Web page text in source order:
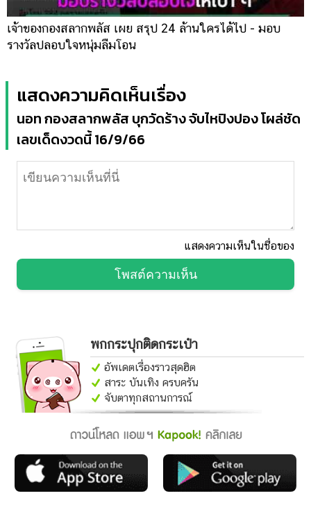
เจ้าของกองสลากพลัส เผย สรุป 24 ล้านใครได้ไป - มอบ
รางวัลปลอบใจหนุ่มลืมโอน
แสดงความคิดเห็นเรื่อง
นอท กองสลากพลัส บุกวัดร้าง จับไหปิงปอง โผล่ชัด
เลขเด็ดงวดนี้ 16/9/66
แสดงความเห็นในชื่อของ
โพสต์ความเห็น
พกกระปุกติดกระเป๋า
อัพเดตเรื่องราวสุดฮิต
สาระ บันเทิง ครบครัน
จับตาทุกสถานการณ์